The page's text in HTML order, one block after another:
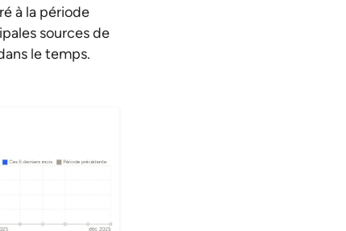
à la période
sources de
le temps.